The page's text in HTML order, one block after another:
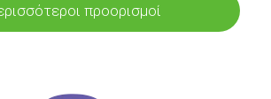
προορισμοί